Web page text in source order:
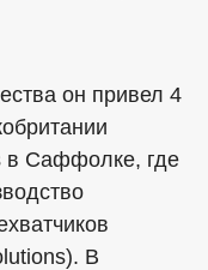
он привел 4
в Саффолке, где
В